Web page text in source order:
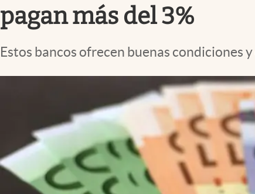
pagan más del 3%
Estos bancos ofrecen buenas condiciones